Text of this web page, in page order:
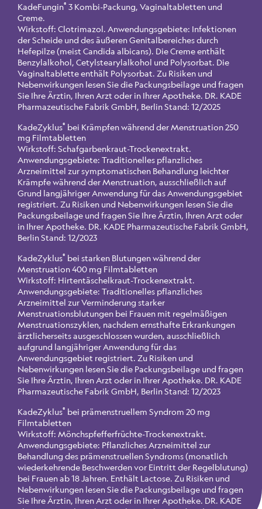
KadeFungin® 3 Kombi-Packung, Vaginaltabletten und
Creme.
Wirkstoff: Clotrimazol. Anwendungsgebiete: Infektionen
der Scheide und des äußeren Genitalbereiches durch
Hefepilze (meist Candida albicans). Die Creme enthält
Benzylalkohol, Cetylstearylalkohol und Polysorbat. Die
Vaginaltablette enthält Polysorbat. Zu Risiken und
Nebenwirkungen lesen Sie die Packungsbeilage und fragen
Sie Ihre Ärztin, Ihren Arzt oder in Ihrer Apotheke. DR. KADE
Pharmazeutische Fabrik GmbH, Berlin Stand: 12/2025
KadeZyklus® bei Krämpfen während der Menstruation 250
mg Filmtabletten
Wirkstoff: Schafgarbenkraut-Trockenextrakt.
Anwendungsgebiete: Traditionelles pflanzliches
Arzneimittel zur symptomatischen Behandlung leichter
Krämpfe während der Menstruation, ausschließlich auf
Grund langjähriger Anwendung für das Anwendungsgebiet
registriert. Zu Risiken und Nebenwirkungen lesen Sie die
Packungsbeilage und fragen Sie Ihre Ärztin, Ihren Arzt oder
in Ihrer Apotheke. DR. KADE Pharmazeutische Fabrik GmbH,
Berlin Stand: 12/2023
KadeZyklus® bei starken Blutungen während der
Menstruation 400 mg Filmtabletten
Wirkstoff: Hirtentäschelkraut-Trockenextrakt.
Anwendungsgebiete: Traditionelles pflanzliches
Arzneimittel zur Verminderung starker
Menstruationsblutungen bei Frauen mit regelmäßigen
Menstruationszyklen, nachdem ernsthafte Erkrankungen
ärztlicherseits ausgeschlossen wurden, ausschließlich
aufgrund langjähriger Anwendung für das
Anwendungsgebiet registriert. Zu Risiken und
Nebenwirkungen lesen Sie die Packungsbeilage und fragen
Sie Ihre Ärztin, Ihren Arzt oder in Ihrer Apotheke. DR. KADE
Pharmazeutische Fabrik GmbH, Berlin Stand: 12/2023
KadeZyklus® bei prämenstruellem Syndrom 20 mg
Filmtabletten
Wirkstoff: Mönchspfefferfrüchte-Trockenextrakt.
Anwendungsgebiete: Pflanzliches Arzneimittel zur
Behandlung des prämenstruellen Syndroms (monatlich
wiederkehrende Beschwerden vor Eintritt der Regelblutung)
bei Frauen ab 18 Jahren. Enthält Lactose. Zu Risiken und
Nebenwirkungen lesen Sie die Packungsbeilage und fragen
Sie Ihre Ärztin, Ihren Arzt oder in Ihrer Apotheke. DR. KADE